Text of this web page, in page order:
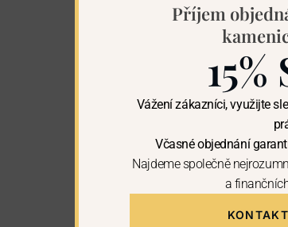
Příjem
Vážení zákazníci, využijte
Včasné objednání
Najdeme společně
a